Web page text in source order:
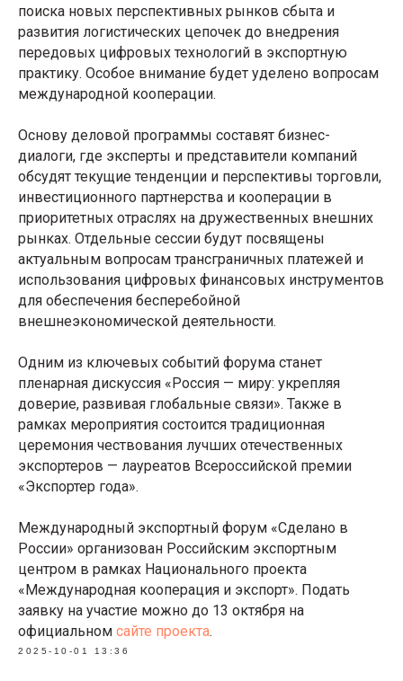
поиска новых перспективных рынков сбыта и
развития логистических цепочек до внедрения
передовых цифровых технологий в экспортную
практику. Особое внимание будет уделено вопросам
международной кооперации.
Основу деловой программы составят бизнес-
диалоги, где эксперты и представители компаний
обсудят текущие тенденции и перспективы торговли,
инвестиционного партнерства и кооперации в
приоритетных отраслях на дружественных внешних
рынках. Отдельные сессии будут посвящены
актуальным вопросам трансграничных платежей и
использования цифровых финансовых инструментов
для обеспечения бесперебойной
внешнеэкономической деятельности.
Одним из ключевых событий форума станет
пленарная дискуссия «Россия — миру: укрепляя
доверие, развивая глобальные связи». Также в
рамках мероприятия состоится традиционная
церемония чествования лучших отечественных
экспортеров — лауреатов Всероссийской премии
«Экспортер года».
Международный экспортный форум «Сделано в
России» организован Российским экспортным
центром в рамках Национального проекта
«Международная кооперация и экспорт». Подать
заявку на участие можно до 13 октября на
официальном сайте проекта.
2025-10-01 13:36